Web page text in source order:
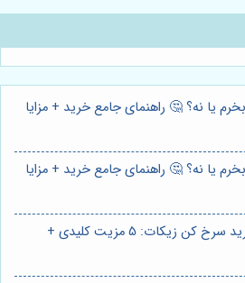
یا نه؟ 🤔 راهنمای جامع خرید + مزایا
یا نه؟ 🤔 راهنمای جامع خرید + مزایا
⭐️ راهنمای جامع خرید سرخ کن زیکات: 5 مزیت کلیدی +